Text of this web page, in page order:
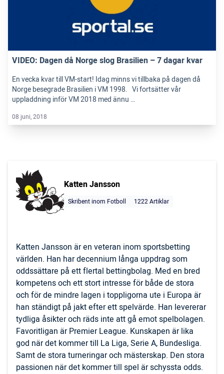
VIDEO: Dagen då Norge slog Brasilien – 7 dagar kvar
En vecka kvar till VM-start! Idag minns vi tillbaka på dagen då
Norge besegrade Brasilien i VM 1998. Vi fortsätter vår
uppladdning inför VM 2018 med ännu …
08 juni, 2018
Katten Jansson
Skribent inom Fotboll 1222 Artiklar
Katten Jansson är en veteran inom sportsbetting
världen. Han har decennium långa uppdrag som
oddssättare på ett flertal bettingbolag. Med en bred
kompetens och ett stort intresse för både de stora
och för de mindre lagen i toppligorna ute i Europa är
han ständigt på jakt efter ett spelvärde. Han levererar
tydliga åsikter och räds inte att gå emot spelbolagen.
Favoritligan är Premier League. Kunskapen är lika
god när det kommer till La Liga, Serie A, Bundesliga.
Samt de stora turneringar och mästerskap. Den stora
passionen när det kommer till spel är schyssta odds.